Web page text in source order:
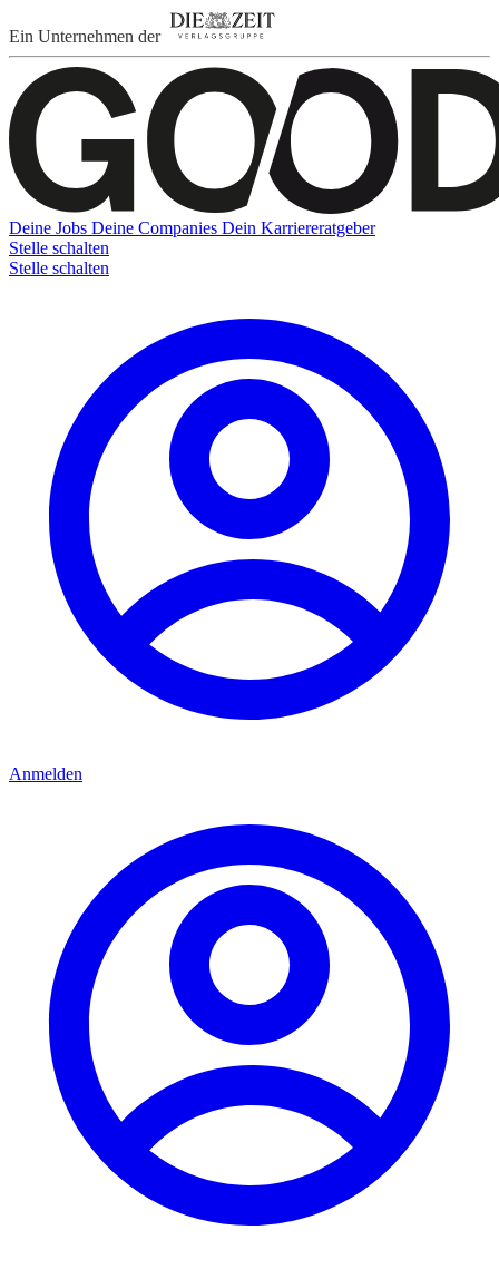
Ein Unternehmen der
Deine Jobs Deine Companies Dein Karriereratgeber
Stelle schalten
Stelle schalten
Anmelden